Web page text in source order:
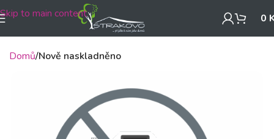
Skip to main content 0
Domů Nově naskladněno